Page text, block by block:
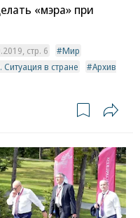
«мэра» при
стр. 6
Мир
Ситуация в стране
Архив